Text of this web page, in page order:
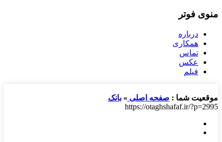
منوی فوتر
درباره
همکاری
تماس
عکس
فیلم
موقعیت شما : صفحه اصلی » بانک
https://otaghshafaf.ir/?p=2995